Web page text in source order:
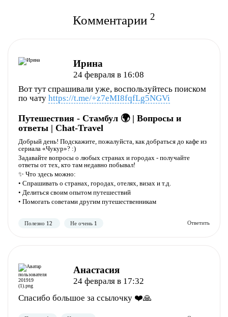
Полезно
Полезно
Комментарии 2
Ирина
24 февраля в 16:08
Вот тут спрашивали уже, воспользуйтесь поиском
по чату https://t.me/+z7eMI8fqfLg5NGVi
Путешествия - Стамбул 🌍 | Вопросы и
ответы | Chat-Travel
Добрый день! Подскажите, пожалуйста, как добраться до кафе из
сериала «Чукур»? :)
Задавайте вопросы о любых странах и городах - получайте
ответы от тех, кто там недавно побывал!
✨ Что здесь можно:
• Спрашивать о странах, городах, отелях, визах и т.д.
• Делиться своим опытом путешествий
• Помогать советами другим путешественникам
Анастасия
24 февраля в 17:32
Спасибо большое за ссылочку ❤️🙏